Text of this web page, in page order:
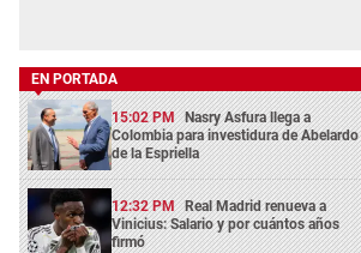
EN PORTADA
15:02 PM Nasry Asfura llega a
Colombia para investidura de Abelardo
de la Espriella
12:32 PM Real Madrid renueva a
Vinicius: Salario y por cuántos años
firmó